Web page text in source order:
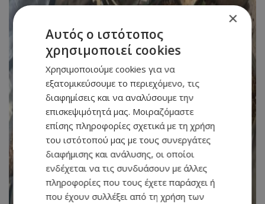
×
Αυτός ο ιστότοπος
χρησιμοποιεί cookies
Χρησιμοποιούμε cookies για να
εξατομικεύσουμε το περιεχόμενο, τις
διαφημίσεις και να αναλύσουμε την
επισκεψιμότητά μας. Μοιραζόμαστε
επίσης πληροφορίες σχετικά με τη χρήση
του ιστότοπού μας με τους συνεργάτες
διαφήμισης και ανάλυσης, οι οποίοι
ενδέχεται να τις συνδυάσουν με άλλες
πληροφορίες που τους έχετε παράσχει ή
που έχουν συλλέξει από τη χρήση των